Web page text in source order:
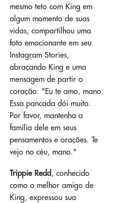
mesmo teto com King em
algum momento de suas
vidas, compartilhou uma
foto emocionante em seu
Instagram Stories,
abraçando King e uma
mensagem de partir o
coração: "Eu te amo, mano.
Essa pancada dói muito.
Por favor, mantenha a
família dele em seus
pensamentos e orações. Te
vejo no céu, mano."
Trippie Redd , conhecido
como o melhor amigo de
King, expressou sua